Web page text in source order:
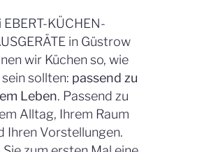
EBERT-KÜCHEN-
in Güstrow
wir Küchen so, wie
sollten: passend zu
Leben. Passend zu
Alltag, Ihrem Raum
Ihren Vorstellungen.